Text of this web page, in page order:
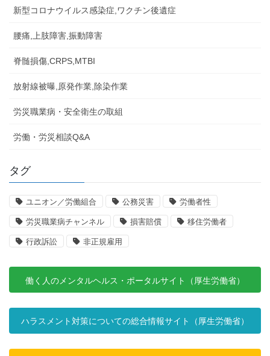
新型コロナウイルス感染症,ワクチン後遺症
腰痛,上肢障害,振動障害
脊髄損傷,CRPS,MTBI
放射線被曝,原発作業,除染作業
労災職業病・安全衛生の取組
労働・労災相談Q&A
タグ
ユニオン／労働組合 公務災害 労働者性
労災職業病チャンネル 損害賠償 移住労働者
行政訴訟 非正規雇用
働く人のメンタルヘルス・ポータルサイト（厚生労働省）
ハラスメント対策についての総合情報サイト（厚生労働省）